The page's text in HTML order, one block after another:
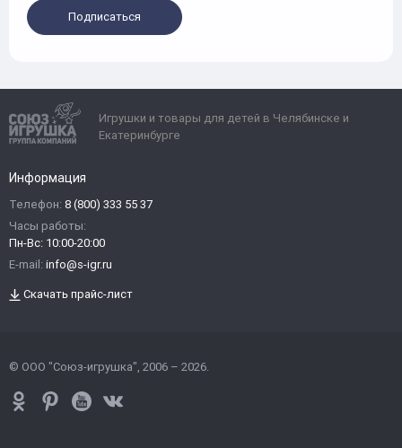
Подписаться
Игрушки и товары для детей в Челябинске и
Екатеринбурге
Информация
Телефон: 8 (800) 333 55 37
Часы работы:
Пн-Вс: 10:00-20:00
E-mail: info@s-igr.ru
Скачать прайс-лист
© ООО "Союз-игрушка", 2006 – 2026.